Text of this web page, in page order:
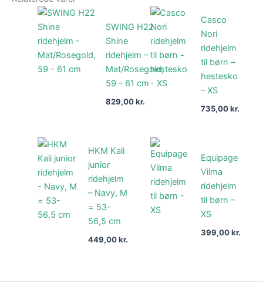
SWING H22
Shine
ridehjelm –
Mat/Rosegold,
59 – 61 cm
829,00kr.
Casco
Nori
ridehjelm
til børn –
hestesko
– XS
735,00kr.
HKM Kali
junior
ridehjelm
– Navy, M
= 53-
56,5 cm
449,00kr.
Equipage
Vilma
ridehjelm
til børn –
XS
399,00kr.